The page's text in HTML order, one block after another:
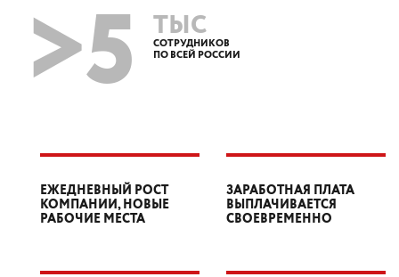
>5 ТЫС
СОТРУДНИКОВ
ПО ВСЕЙ РОССИИ
ЕЖЕДНЕВНЫЙ РОСТ
КОМПАНИИ, НОВЫЕ
РАБОЧИЕ МЕСТА
ЗАРАБОТНАЯ ПЛАТА
ВЫПЛАЧИВАЕТСЯ
СВОЕВРЕМЕННО